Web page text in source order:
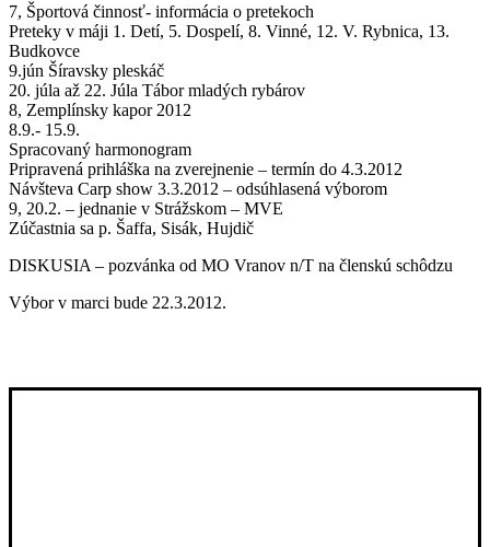
7, Športová činnosť- informácia o pretekoch
Preteky v máji 1. Detí, 5. Dospelí, 8. Vinné, 12. V. Rybnica, 13.
Budkovce
9.jún Šíravsky pleskáč
20. júla až 22. Júla Tábor mladých rybárov
8, Zemplínsky kapor 2012
8.9.- 15.9.
Spracovaný harmonogram
Pripravená prihláška na zverejnenie – termín do 4.3.2012
Návšteva Carp show 3.3.2012 – odsúhlasená výborom
9, 20.2. – jednanie v Strážskom – MVE
Zúčastnia sa p. Šaffa, Sisák, Hujdič
DISKUSIA – pozvánka od MO Vranov n/T na členskú schôdzu
Výbor v marci bude 22.3.2012.